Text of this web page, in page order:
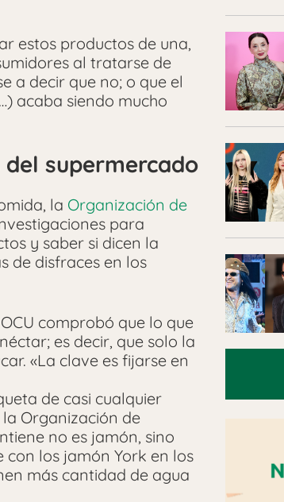
estos productos de una,
al tratarse de
a decir que no; o que el
acaba siendo mucho
supermercado
la Organización de
para
y saber si dicen la
de disfraces en los
comprobó que lo que
es decir, que solo la
«La clave es fijarse en
de casi cualquier
Organización de
no es jamón, sino
con los jamón York en los
más cantidad de agua